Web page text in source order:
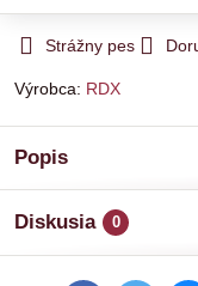
Strážny pes
Výrobca: RDX
Popis
Diskusia 0